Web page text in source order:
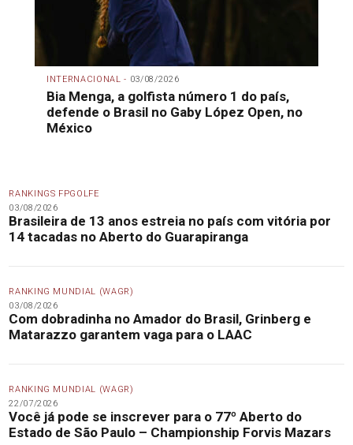
INTERNACIONAL - 03/08/2026
Bia Menga, a golfista número 1 do país,
defende o Brasil no Gaby López Open, no
México
RANKINGS FPGOLFE
03/08/2026
Brasileira de 13 anos estreia no país com vitória por
14 tacadas no Aberto do Guarapiranga
RANKING MUNDIAL (WAGR)
03/08/2026
Com dobradinha no Amador do Brasil, Grinberg e
Matarazzo garantem vaga para o LAAC
RANKING MUNDIAL (WAGR)
22/07/2026
Você já pode se inscrever para o 77º Aberto do
Estado de São Paulo – Championship Forvis Mazars